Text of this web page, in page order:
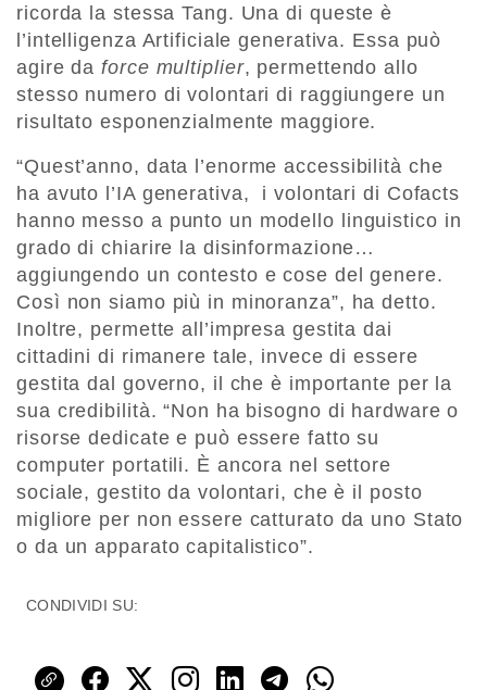
ricorda la stessa Tang. Una di queste è
l’intelligenza Artificiale generativa. Essa può
agire da force multiplier, permettendo allo
stesso numero di volontari di raggiungere un
risultato esponenzialmente maggiore.
“Quest’anno, data l’enorme accessibilità che
ha avuto l’IA generativa, i volontari di Cofacts
hanno messo a punto un modello linguistico in
grado di chiarire la disinformazione…
aggiungendo un contesto e cose del genere.
Così non siamo più in minoranza”, ha detto.
Inoltre, permette all’impresa gestita dai
cittadini di rimanere tale, invece di essere
gestita dal governo, il che è importante per la
sua credibilità. “Non ha bisogno di hardware o
risorse dedicate e può essere fatto su
computer portatili. È ancora nel settore
sociale, gestito da volontari, che è il posto
migliore per non essere catturato da uno Stato
o da un apparato capitalistico”.
CONDIVIDI SU: